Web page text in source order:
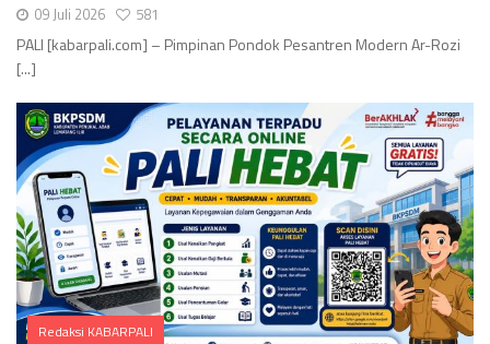
09 Juli 2026 581
PALI [kabarpali.com] – Pimpinan Pondok Pesantren Modern Ar-Rozi
[...]
Redaksi KABARPALI